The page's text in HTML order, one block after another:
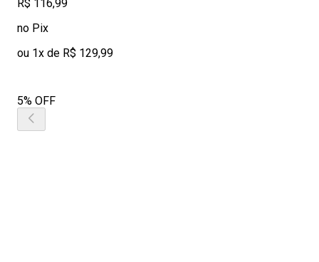
R$ 116,99
no Pix
ou 1x de R$ 129,99
5% OFF